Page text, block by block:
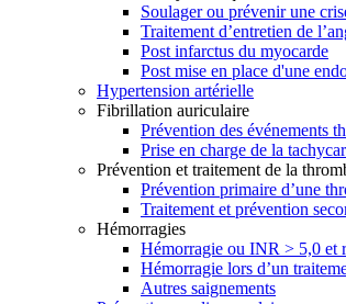
Soulager ou prévenir une
Traitement d’entretien de
Post infarctus du myocarde
Post mise en place d'une
Hypertension artérielle
Fibrillation auriculaire
Prévention des événements
Prise en charge de la
Prévention et traitement de la
Prévention primaire d’une
Traitement et prévention
Hémorragies
Hémorragie ou INR > 5,0 et
Hémorragie lors d’un
Autres saignements